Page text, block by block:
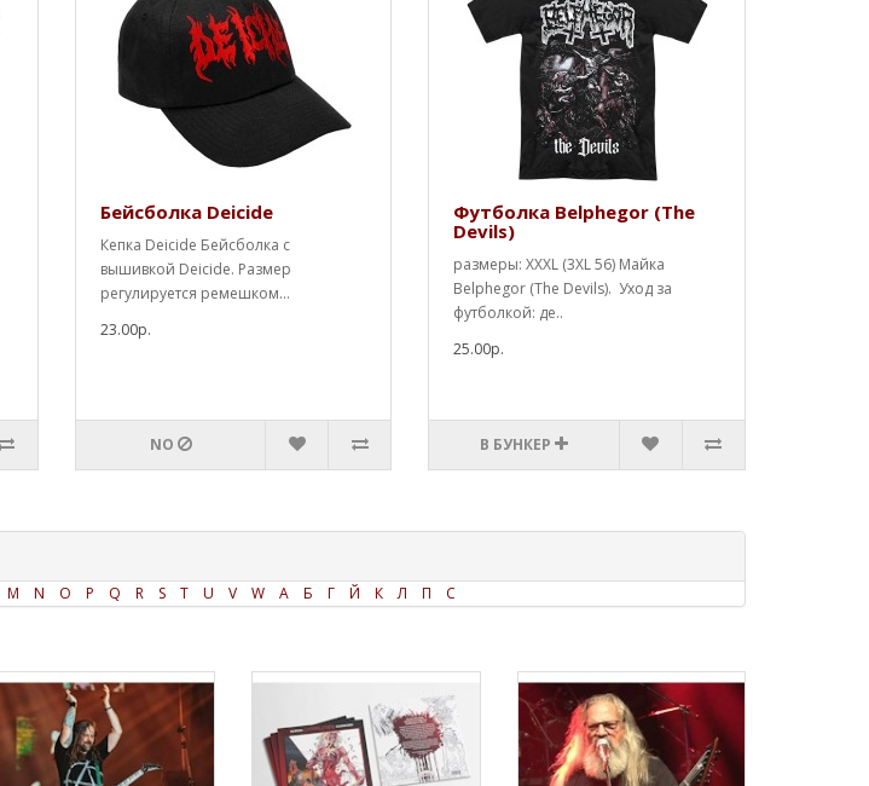
Бейсболка Deicide
Кепка Deicide Бейсболка с
вышивкой Deicide. Размер
регулируется ремешком...
23.00р.
NO
Футболка Belphegor (The
Devils)
размеры: XXXL (3XL 56) Майка
Belphegor (The Devils). Уход за
футболкой: де..
25.00р.
В БУНКЕР
M N O P Q R S T U V W А Б Г Й К Л П С